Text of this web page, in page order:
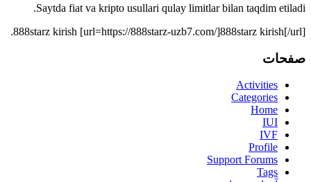
Saytda fiat va kripto usullari qulay limitlar bilan taqdim etiladi.
888starz kirish [url=https://888starz-uzb7.com/]888starz kirish[/url].
صفحات
Activities
Categories
Home
IUI
IVF
Profile
Support Forums
Tags